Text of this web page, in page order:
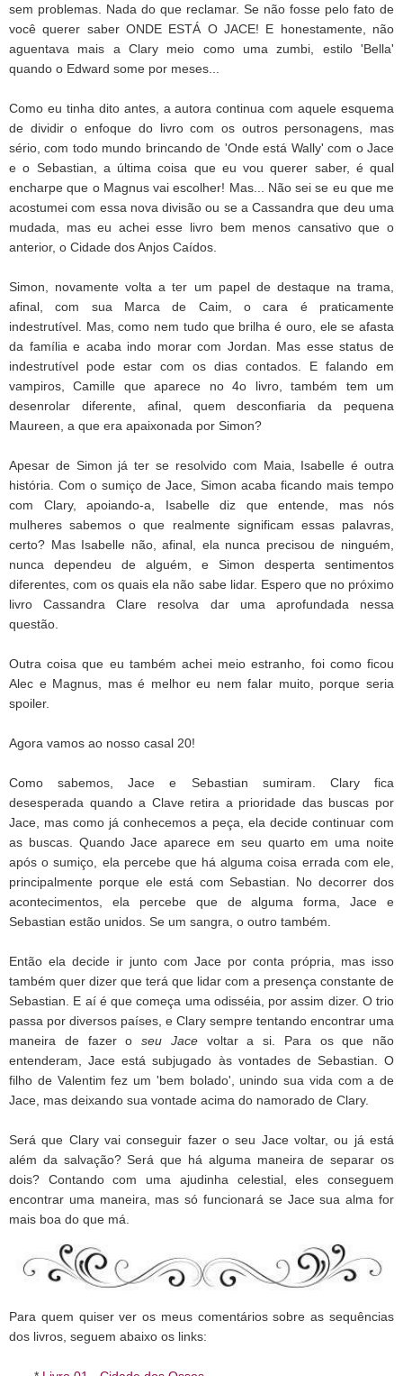
sem problemas. Nada do que reclamar. Se não fosse pelo fato de
você querer saber ONDE ESTÁ O JACE! E honestamente, não
aguentava mais a Clary meio como uma zumbi, estilo 'Bella'
quando o Edward some por meses...
Como eu tinha dito antes, a autora continua com aquele esquema
de dividir o enfoque do livro com os outros personagens, mas
sério, com todo mundo brincando de 'Onde está Wally' com o Jace
e o Sebastian, a última coisa que eu vou querer saber, é qual
encharpe que o Magnus vai escolher! Mas... Não sei se eu que me
acostumei com essa nova divisão ou se a Cassandra que deu uma
mudada, mas eu achei esse livro bem menos cansativo que o
anterior, o Cidade dos Anjos Caídos.
Simon, novamente volta a ter um papel de destaque na trama,
afinal, com sua Marca de Caim, o cara é praticamente
indestrutível. Mas, como nem tudo que brilha é ouro, ele se afasta
da família e acaba indo morar com Jordan. Mas esse status de
indestrutível pode estar com os dias contados. E falando em
vampiros, Camille que aparece no 4o livro, também tem um
desenrolar diferente, afinal, quem desconfiaria da pequena
Maureen, a que era apaixonada por Simon?
Apesar de Simon já ter se resolvido com Maia, Isabelle é outra
história. Com o sumiço de Jace, Simon acaba ficando mais tempo
com Clary, apoiando-a, Isabelle diz que entende, mas nós
mulheres sabemos o que realmente significam essas palavras,
certo? Mas Isabelle não, afinal, ela nunca precisou de ninguém,
nunca dependeu de alguém, e Simon desperta sentimentos
diferentes, com os quais ela não sabe lidar. Espero que no próximo
livro Cassandra Clare resolva dar uma aprofundada nessa
questão.
Outra coisa que eu também achei meio estranho, foi como ficou
Alec e Magnus, mas é melhor eu nem falar muito, porque seria
spoiler.
Agora vamos ao nosso casal 20!
Como sabemos, Jace e Sebastian sumiram. Clary fica
desesperada quando a Clave retira a prioridade das buscas por
Jace, mas como já conhecemos a peça, ela decide continuar com
as buscas. Quando Jace aparece em seu quarto em uma noite
após o sumiço, ela percebe que há alguma coisa errada com ele,
principalmente porque ele está com Sebastian. No decorrer dos
acontecimentos, ela percebe que de alguma forma, Jace e
Sebastian estão unidos. Se um sangra, o outro também.
Então ela decide ir junto com Jace por conta própria, mas isso
também quer dizer que terá que lidar com a presença constante de
Sebastian. E aí é que começa uma odisséia, por assim dizer. O trio
passa por diversos países, e Clary sempre tentando encontrar uma
maneira de fazer o seu Jacevoltar a si. Para os que não
entenderam, Jace está subjugado às vontades de Sebastian. O
filho de Valentim fez um 'bem bolado', unindo sua vida com a de
Jace, mas deixando sua vontade acima do namorado de Clary.
Será que Clary vai conseguir fazer o seu Jace voltar, ou já está
além da salvação? Será que há alguma maneira de separar os
dois? Contando com uma ajudinha celestial, eles conseguem
encontrar uma maneira, mas só funcionará se Jace sua alma for
mais boa do que má.
Para quem quiser ver os meus comentários sobre as sequências
dos livros, seguem abaixo os links: